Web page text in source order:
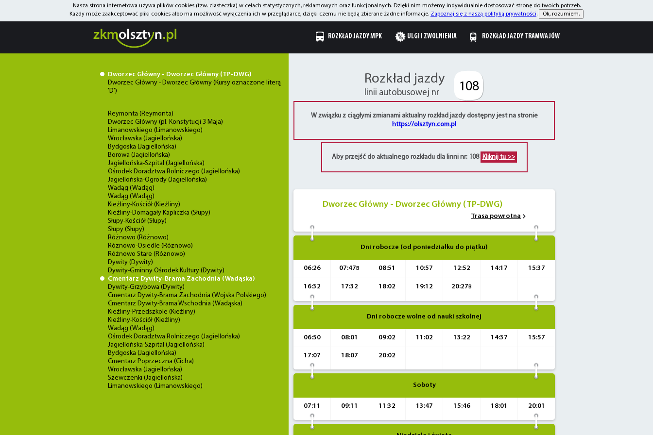
Nasza strona internetowa używa plików cookies (tzw. ciasteczka) w celach statystycznych, reklamowych oraz funkcjonalnych. Dzięki nim możemy indywidualnie dostosować stronę do twoich potrzeb.
Każdy może zaakceptować pliki cookies albo ma możliwość wyłączenia ich w przeglądarce, dzięki czemu nie będą zbierane żadne informacje. Zapoznaj się z naszą polityką prywatności. Ok, rozumiem.
ROZKŁAD JAZDY MPK ULGI I ZWOLNIENIA ROZKŁAD JAZDY TRAMWAJÓW
Dworzec Główny - Dworzec Główny (TP-DWG)
Dworzec Główny - Dworzec Główny (Kursy oznaczone literą
'D')
Reymonta (Reymonta)
Dworzec Główny (pl. Konstytucji 3 Maja)
Limanowskiego (Limanowskiego)
Wrocławska (Jagiellońska)
Bydgoska (Jagiellońska)
Borowa (Jagiellońska)
Jagiellońska-Szpital (Jagiellońska)
Ośrodek Doradztwa Rolniczego (Jagiellońska)
Jagiellońska-Ogrody (Jagiellońska)
Wadąg (Wadąg)
Wadąg (Wadąg)
Kieźliny-Kościół (Kieźliny)
Kieźliny-Domagały Kapliczka (Słupy)
Słupy-Kościół (Słupy)
Słupy (Słupy)
Różnowo (Różnowo)
Różnowo-Osiedle (Różnowo)
Różnowo Stare (Różnowo)
Dywity (Dywity)
Dywity-Gminny Ośrodek Kultury (Dywity)
Cmentarz Dywity-Brama Zachodnia (Wadąska)
Dywity-Grzybowa (Dywity)
Cmentarz Dywity-Brama Zachodnia (Wojska Polskiego)
Cmentarz Dywity-Brama Wschodnia (Wadąska)
Kieźliny-Przedszkole (Kieźliny)
Kieźliny-Kościół (Kieźliny)
Wadąg (Wadąg)
Ośrodek Doradztwa Rolniczego (Jagiellońska)
Jagiellońska-Szpital (Jagiellońska)
Bydgoska (Jagiellońska)
Cmentarz Poprzeczna (Cicha)
Wrocławska (Jagiellońska)
Szewczenki (Jagiellońska)
Limanowskiego (Limanowskiego)
Rozkład jazdy
linii autobusowej nr 108
W związku z ciągłymi zmianami aktualny rozkład jazdy dostępny jest na stronie
https://olsztyn.com.pl
Aby przejść do aktualnego rozkładu dla linni nr: 108 Kliknij tu >>
Dworzec Główny - Dworzec Główny (TP-DWG)
Trasa powrotna
Dni robocze (od poniedziałku do piątku)
06:26 07:47 B 08:51 10:57 12:52 14:17 15:37
16:32 17:32 18:02 19:12 20:27 B
Dni robocze wolne od nauki szkolnej
06:50 08:01 09:02 11:02 13:22 14:37 15:57
17:07 18:07 20:02
Soboty
07:11 09:11 11:32 13:47 15:46 18:01 20:01